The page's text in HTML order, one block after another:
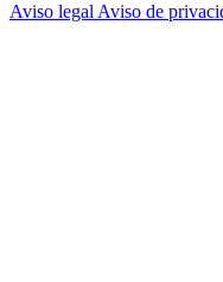
Aviso legalAviso de